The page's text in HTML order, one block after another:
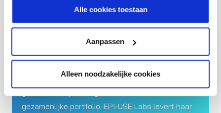
Alle cookies toestaan
Aanpassen
Alleen noodzakelijke cookies
het beheer en de beveiliging van SAP systemen
te optimaliseren. De Data Sync Manager™ draagt
Meerdere klanten in België en Nederland maken
gezamenlijke portfolio. EPI-USE Labs levert haar